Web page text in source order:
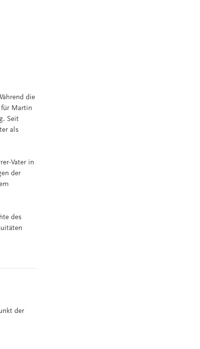
die
Martin
Seit
als
Vater in
der
des
der